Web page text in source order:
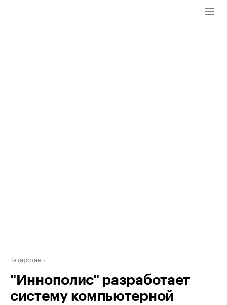
Татарстан
"Иннополис" разработает
систему компьютерной